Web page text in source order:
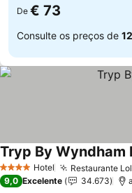
De € 73
Consulte os preços de
4 EstrelasHotel Restaurante
Tryp By Wyndham
9,0 Excelente 34.673